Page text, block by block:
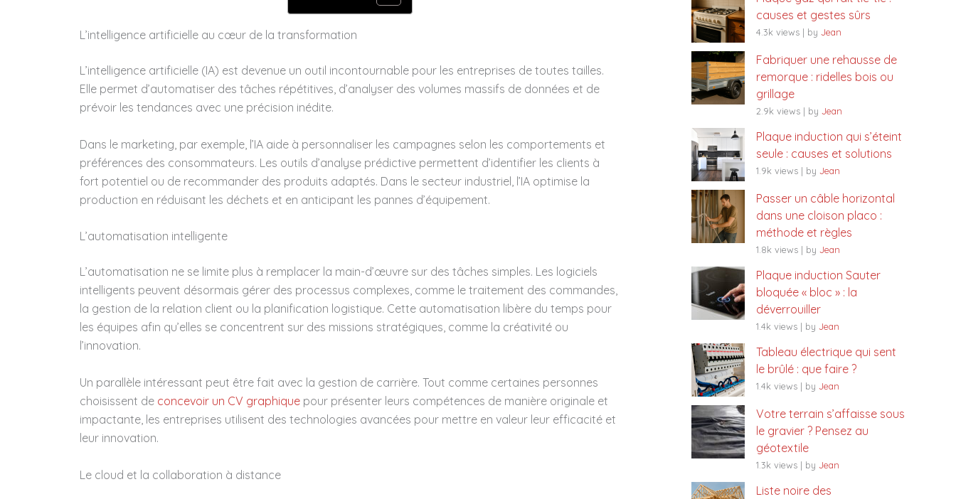
L’intelligence artificielle au cœur de la transformation
L’intelligence artificielle (IA) est devenue un outil incontournable pour les entreprises de toutes tailles.
Elle permet d’automatiser des tâches répétitives, d’analyser des volumes massifs de données et de
prévoir les tendances avec une précision inédite.
Dans le marketing, par exemple, l’IA aide à personnaliser les campagnes selon les comportements et
préférences des consommateurs. Les outils d’analyse prédictive permettent d’identifier les clients à
fort potentiel ou de recommander des produits adaptés. Dans le secteur industriel, l’IA optimise la
production en réduisant les déchets et en anticipant les pannes d’équipement.
L’automatisation intelligente
L’automatisation ne se limite plus à remplacer la main-d’œuvre sur des tâches simples. Les logiciels
intelligents peuvent désormais gérer des processus complexes, comme le traitement des commandes,
la gestion de la relation client ou la planification logistique. Cette automatisation libère du temps pour
les équipes afin qu’elles se concentrent sur des missions stratégiques, comme la créativité ou
l’innovation.
Un parallèle intéressant peut être fait avec la gestion de carrière. Tout comme certaines personnes
choisissent de concevoir un CV graphique pour présenter leurs compétences de manière originale et
impactante, les entreprises utilisent des technologies avancées pour mettre en valeur leur efficacité et
leur innovation.
Le cloud et la collaboration à distance
causes et gestes sûrs
4.3k views | by Jean
Fabriquer une rehausse de
remorque : ridelles bois ou
grillage
2.9k views | by Jean
Plaque induction qui s’éteint
seule : causes et solutions
1.9k views | by Jean
Passer un câble horizontal
dans une cloison placo :
méthode et règles
1.8k views | by Jean
Plaque induction Sauter
bloquée « bloc » : la
déverrouiller
1.4k views | by Jean
Tableau électrique qui sent
le brûlé : que faire ?
1.4k views | by Jean
Votre terrain s’affaisse sous
le gravier ? Pensez au
géotextile
1.3k views | by Jean
Liste noire des